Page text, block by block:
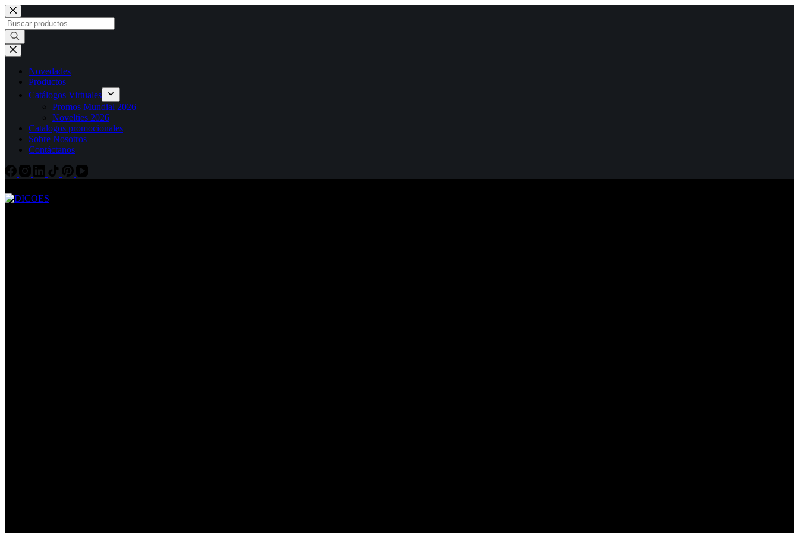
Saltar
al
contenido
Búsqueda
de
productos
Novedades
Productos
Catálogos Virtuales
Promos Mundial 2026
Novelties 2026
Catalogos promocionales
Sobre Nosotros
Contáctanos